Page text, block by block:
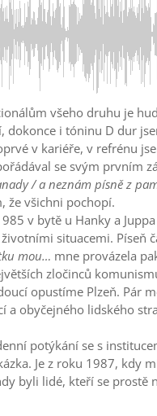
všeho druhu je
dokonce i tóninu D dur
v kariéře, v refrénu
se svým prvním
/ a neznám písně z
že všichni pochopí.
v bytě u Hanky a
situacemi. Píseň
mou… mne provázela
zločinců
opustíme Plzeň. Pár
a obyčejného lidského
potýkání se s
Je z roku 1987, kdy
byli lidé, kteří se prostě